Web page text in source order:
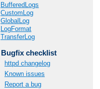
BufferedLogs
CustomLog
GlobalLog
LogFormat
TransferLog
Bugfix checklist
httpd changelog
Known issues
Report a bug